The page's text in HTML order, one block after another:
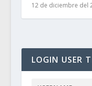
12 de diciembre del
LOGIN USER